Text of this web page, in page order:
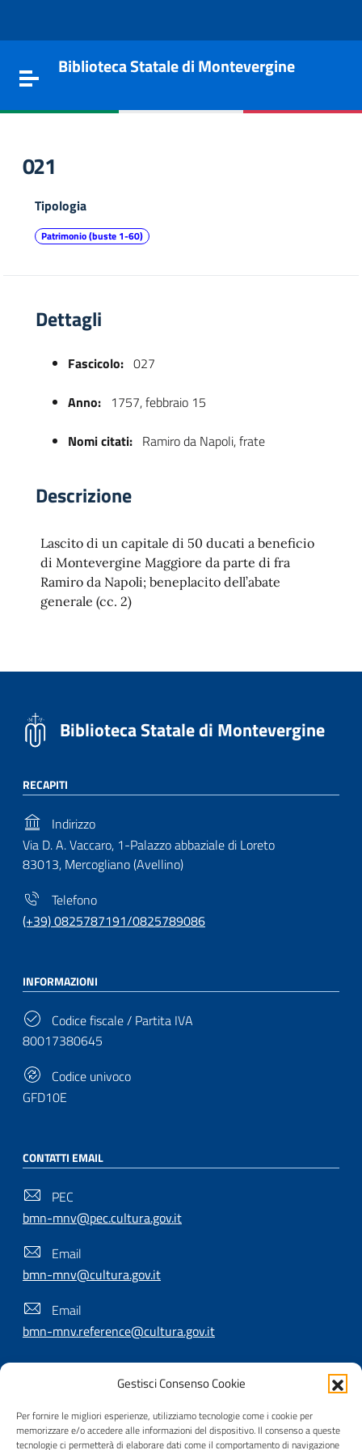
Gestisci Consenso Cookie
Per fornire le migliori esperienze, utilizziamo tecnologie come i cookie per
memorizzare e/o accedere alle informazioni del dispositivo. Il consenso a queste
tecnologie ci permetterà di elaborare dati come il comportamento di navigazione
Toggle navigation
Biblioteca Statale di Montevergine
021
Tipologia
Patrimonio (buste 1-60)
Dettagli
Fascicolo: 027
Anno: 1757, febbraio 15
Nomi citati: Ramiro da Napoli, frate
Descrizione
Lascito di un capitale di 50 ducati a beneficio
di Montevergine Maggiore da parte di fra
Ramiro da Napoli; beneplacito dell’abate
generale (cc. 2)
Biblioteca Statale di Montevergine
RECAPITI
Indirizzo
Via D. A. Vaccaro, 1-Palazzo abbaziale di Loreto
83013, Mercogliano (Avellino)
Telefono
(+39) 0825787191/0825789086
INFORMAZIONI
Codice fiscale / Partita IVA
80017380645
Codice univoco
GFD10E
CONTATTI EMAIL
PEC
bmn-mnv@pec.cultura.gov.it
Email
bmn-mnv@cultura.gov.it
Email
bmn-mnv.reference@cultura.gov.it